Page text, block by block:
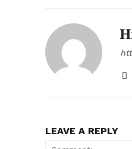
LEAVE A REPLY